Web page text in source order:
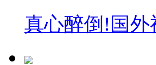
真心醉倒!国